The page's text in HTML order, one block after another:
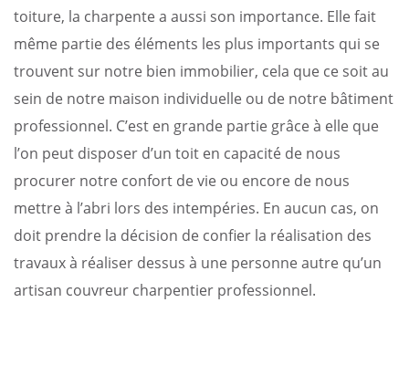
toiture, la charpente a aussi son importance. Elle fait
même partie des éléments les plus importants qui se
trouvent sur notre bien immobilier, cela que ce soit au
sein de notre maison individuelle ou de notre bâtiment
professionnel. C’est en grande partie grâce à elle que
l’on peut disposer d’un toit en capacité de nous
procurer notre confort de vie ou encore de nous
mettre à l’abri lors des intempéries. En aucun cas, on
doit prendre la décision de confier la réalisation des
travaux à réaliser dessus à une personne autre qu’un
artisan couvreur charpentier professionnel.